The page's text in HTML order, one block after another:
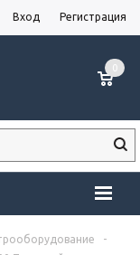
Вход Регистрация
0
-